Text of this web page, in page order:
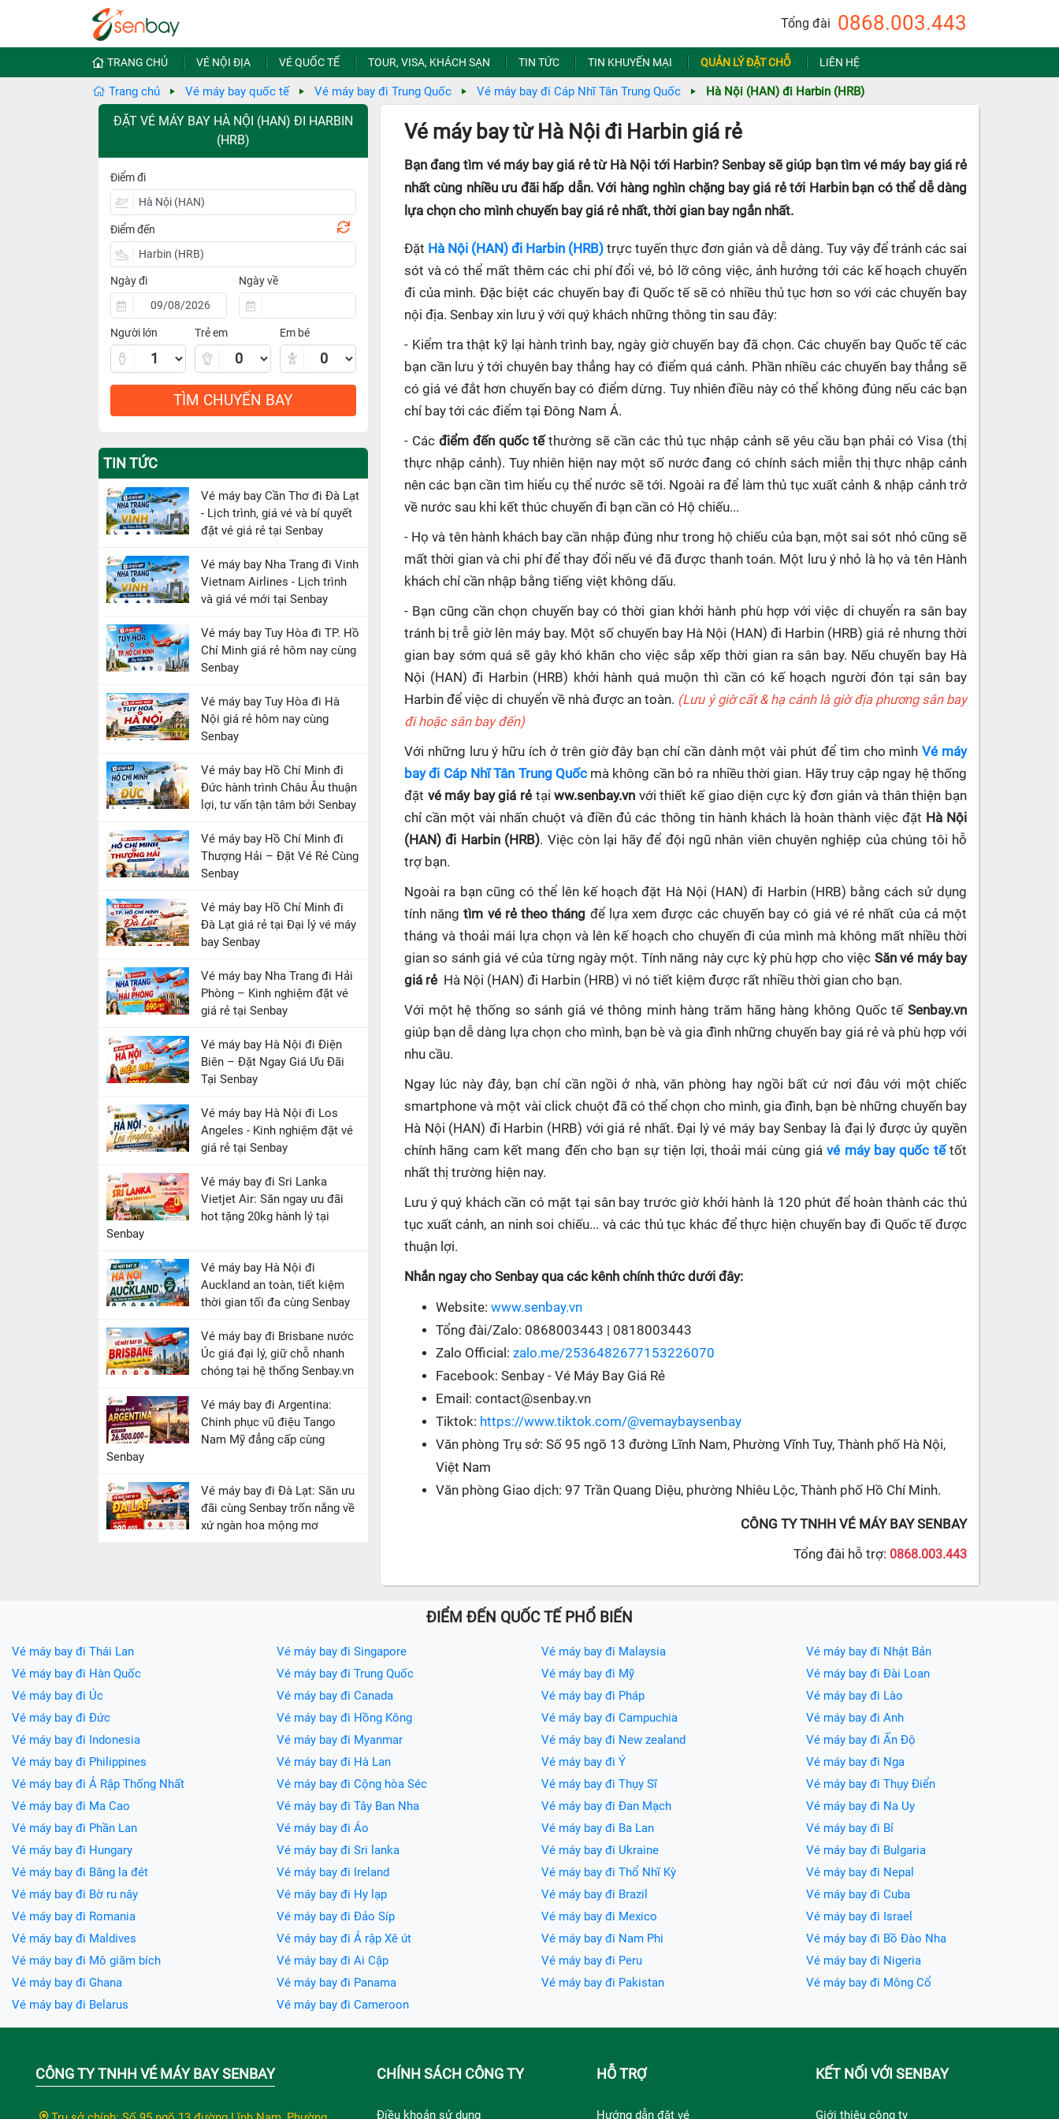
Tổng đài 0868.003.443
TRANG CHỦ VÉ NỘI ĐỊA VÉ QUỐC TẾ TOUR, VISA, KHÁCH SẠN TIN TỨC TIN KHUYẾN MẠI QUẢN LÝ ĐẶT CHỖ LIÊN HỆ
Trang chủ Vé máy bay quốc tế Vé máy bay đi Trung Quốc Vé máy bay đi Cáp Nhĩ Tân Trung Quốc Hà Nội (HAN) đi Harbin (HRB)
ĐẶT VÉ MÁY BAY HÀ NỘI (HAN) ĐI HARBIN
(HRB)
Điểm đi
Điểm đến
Ngày đi Ngày về
Người lớn Trẻ em Em bé
TÌM CHUYẾN BAY
TIN TỨC
Vé máy bay Cần Thơ đi Đà Lạt
- Lịch trình, giá vé và bí quyết
đặt vé giá rẻ tại Senbay
Vé máy bay Nha Trang đi Vinh
Vietnam Airlines - Lịch trình
và giá vé mới tại Senbay
Vé máy bay Tuy Hòa đi TP. Hồ
Chí Minh giá rẻ hôm nay cùng
Senbay
Vé máy bay Tuy Hòa đi Hà
Nội giá rẻ hôm nay cùng
Senbay
Vé máy bay Hồ Chí Minh đi
Đức hành trình Châu Âu thuận
lợi, tư vấn tận tâm bởi Senbay
Vé máy bay Hồ Chí Minh đi
Thượng Hải – Đặt Vé Rẻ Cùng
Senbay
Vé máy bay Hồ Chí Minh đi
Đà Lạt giá rẻ tại Đại lý vé máy
bay Senbay
Vé máy bay Nha Trang đi Hải
Phòng – Kinh nghiệm đặt vé
giá rẻ tại Senbay
Vé máy bay Hà Nội đi Điện
Biên – Đặt Ngay Giá Ưu Đãi
Tại Senbay
Vé máy bay Hà Nội đi Los
Angeles - Kinh nghiệm đặt vé
giá rẻ tại Senbay
Vé máy bay đi Sri Lanka
Vietjet Air: Săn ngay ưu đãi
hot tặng 20kg hành lý tại
Senbay
Vé máy bay Hà Nội đi
Auckland an toàn, tiết kiệm
thời gian tối đa cùng Senbay
Vé máy bay đi Brisbane nước
Úc giá đại lý, giữ chỗ nhanh
chóng tại hệ thống Senbay.vn
Vé máy bay đi Argentina:
Chinh phục vũ điệu Tango
Nam Mỹ đẳng cấp cùng
Senbay
Vé máy bay đi Đà Lạt: Săn ưu
đãi cùng Senbay trốn nắng về
xứ ngàn hoa mộng mơ
Vé máy bay từ Hà Nội đi Harbin giá rẻ
Bạn đang tìm vé máy bay giá rẻ từ Hà Nội tới Harbin? Senbay sẽ giúp bạn tìm vé máy bay giá rẻ
nhất cùng nhiều ưu đãi hấp dẫn. Với hàng nghìn chặng bay giá rẻ tới Harbin bạn có thể dễ dàng
lựa chọn cho mình chuyến bay giá rẻ nhất, thời gian bay ngắn nhất.
Đặt Hà Nội (HAN) đi Harbin (HRB) trực tuyến thực đơn giản và dễ dàng. Tuy vậy để tránh các sai
sót và có thể mất thêm các chi phí đổi vé, bỏ lỡ công việc, ảnh hưởng tới các kế hoạch chuyến
đi của mình. Đặc biệt các chuyến bay đi Quốc tế sẽ có nhiều thủ tục hơn so với các chuyến bay
nội địa. Senbay xin lưu ý với quý khách những thông tin sau đây:
- Kiểm tra thật kỹ lại hành trình bay, ngày giờ chuyến bay đã chọn. Các chuyến bay Quốc tế các
bạn cần lưu ý tới chuyên bay thẳng hay có điểm quá cảnh. Phần nhiều các chuyến bay thẳng sẽ
có giá vé đắt hơn chuyến bay có điểm dừng. Tuy nhiên điều này có thể không đúng nếu các bạn
chỉ bay tới các điểm tại Đông Nam Á.
- Các điểm đến quốc tếthường sẽ cần các thủ tục nhập cảnh sẽ yêu cầu bạn phải có Visa (thị
thực nhập cảnh). Tuy nhiên hiện nay một số nước đang có chính sách miễn thị thực nhập cảnh
nên các bạn cần tìm hiểu cụ thể nước sẽ tới. Ngoài ra để làm thủ tục xuất cảnh & nhập cảnh trở
về nước sau khi kết thúc chuyến đi bạn cần có Hộ chiếu...
- Họ và tên hành khách bay cần nhập đúng như trong hộ chiếu của bạn, một sai sót nhỏ cũng sẽ
mất thời gian và chi phí để thay đổi nếu vé đã được thanh toán. Một lưu ý nhỏ là họ và tên Hành
khách chỉ cần nhập bằng tiếng việt không dấu.
- Bạn cũng cần chọn chuyến bay có thời gian khởi hành phù hợp với việc di chuyển ra sân bay
tránh bị trễ giờ lên máy bay. Một số chuyến bay Hà Nội (HAN) đi Harbin (HRB) giá rẻ nhưng thời
gian bay sớm quá sẽ gây khó khăn cho việc sắp xếp thời gian ra sân bay. Nếu chuyến bay Hà
Nội (HAN) đi Harbin (HRB) khởi hành quá muộn thì cần có kế hoạch người đón tại sân bay
Harbin để việc di chuyển về nhà được an toàn. (Lưu ý giờ cất & hạ cánh là giờ địa phương sân bay
đi hoặc sân bay đến)
Với những lưu ý hữu ích ở trên giờ đây bạn chỉ cần dành một vài phút để tìm cho mìnhVé máy
bay đi Cáp Nhĩ Tân Trung Quốcmà không cần bỏ ra nhiều thời gian. Hãy truy cập ngay hệ thống
đặt vé máy bay giá rẻ tạiww.senbay.vn với thiết kế giao diện cực kỳ đơn giản và thân thiện bạn
chỉ cần một vài nhấn chuột và điền đủ các thông tin hành khách là hoàn thành việc đặt Hà Nội
(HAN) đi Harbin (HRB). Việc còn lại hãy để đội ngũ nhân viên chuyên nghiệp của chúng tôi hỗ
trợ bạn.
Ngoài ra bạn cũng có thể lên kế hoạch đặt Hà Nội (HAN) đi Harbin (HRB) bằng cách sử dụng
tính năngtìm vé rẻ theo tháng để lựa xem được các chuyến bay có giá vé rẻ nhất của cả một
tháng và thoải mái lựa chọn và lên kế hoạch cho chuyến đi của mình mà không mất nhiều thời
gian so sánh giá vé của từng ngày một. Tính năng này cực kỳ phù hợp cho việc Săn vé máy bay
giá rẻ Hà Nội (HAN) đi Harbin (HRB) vì nó tiết kiệm được rất nhiều thời gian cho bạn.
Với một hệ thống so sánh giá vé thông minh hàng trăm hãng hàng không Quốc tế Senbay.vn
giúp bạn dễ dàng lựa chọn cho mình, bạn bè và gia đình những chuyến bay giá rẻ và phù hợp với
nhu cầu.
Ngay lúc này đây, bạn chỉ cần ngồi ở nhà, văn phòng hay ngồi bất cứ nơi đâu với một chiếc
smartphone và một vài click chuột đã có thể chọn cho mình, gia đình, bạn bè những chuyến bay
Hà Nội (HAN) đi Harbin (HRB) với giá rẻ nhất. Đại lý vé máy bay Senbay là đại lý được ủy quyền
chính hãng cam kết mang đến cho bạn sự tiện lợi, thoải mái cùng giávé máy bay quốc tế tốt
nhất thị trường hiện nay.
Lưu ý quý khách cần có mặt tại sân bay trước giờ khởi hành là 120 phút để hoàn thành các thủ
tục xuất cảnh, an ninh soi chiếu... và các thủ tục khác để thực hiện chuyến bay đi Quốc tế được
thuận lợi.
Nhắn ngay cho Senbay qua các kênh chính thức dưới đây:
Website: www.senbay.vn
Tổng đài/Zalo: 0868003443 | 0818003443
Zalo Official: zalo.me/2536482677153226070
Facebook: Senbay - Vé Máy Bay Giá Rẻ
Email: contact@senbay.vn
Tiktok: https://www.tiktok.com/@vemaybaysenbay
Văn phòng Trụ sở: Số 95 ngõ 13 đường Lĩnh Nam, Phường Vĩnh Tuy, Thành phố Hà Nội,
Việt Nam
Văn phòng Giao dịch: 97 Trần Quang Diệu, phường Nhiêu Lộc, Thành phố Hồ Chí Minh.
CÔNG TY TNHH VÉ MÁY BAY SENBAY
Tổng đài hỗ trợ: 0868.003.443
ĐIỂM ĐẾN QUỐC TẾ PHỔ BIẾN
Vé máy bay đi Thái Lan Vé máy bay đi Singapore Vé máy bay đi Malaysia
Vé máy bay đi Nhật Bản
Vé máy bay đi Hàn Quốc
Vé máy bay đi Trung Quốc Vé máy bay đi Mỹ
Vé máy bay đi Đài Loan
Vé máy bay đi Úc
Vé máy bay đi Canada Vé máy bay đi Pháp
Vé máy bay đi Lào
Vé máy bay đi Đức
Vé máy bay đi Hồng Kông Vé máy bay đi Campuchia
Vé máy bay đi Anh
Vé máy bay đi Indonesia
Vé máy bay đi Myanmar Vé máy bay đi New zealand
Vé máy bay đi Ấn Độ
Vé máy bay đi Philippines
Vé máy bay đi Hà Lan Vé máy bay đi Ý
Vé máy bay đi Nga
Vé máy bay đi Ả Rập Thống Nhất
Vé máy bay đi Cộng hòa Séc Vé máy bay đi Thụy Sĩ
Vé máy bay đi Thụy Điển
Vé máy bay đi Ma Cao
Vé máy bay đi Tây Ban Nha Vé máy bay đi Đan Mạch
Vé máy bay đi Na Uy
Vé máy bay đi Phần Lan
Vé máy bay đi Áo Vé máy bay đi Ba Lan
Vé máy bay đi Bỉ
Vé máy bay đi Hungary
Vé máy bay đi Sri lanka Vé máy bay đi Ukraine
Vé máy bay đi Bulgaria
Vé máy bay đi Băng la đét
Vé máy bay đi Ireland Vé máy bay đi Thổ Nhĩ Kỳ
Vé máy bay đi Nepal
Vé máy bay đi Bờ ru nây
Vé máy bay đi Hy lạp Vé máy bay đi Brazil
Vé máy bay đi Cuba
Vé máy bay đi Romania
Vé máy bay đi Đảo Síp Vé máy bay đi Mexico
Vé máy bay đi Israel
Vé máy bay đi Maldives
Vé máy bay đi Ả rập Xê út Vé máy bay đi Nam Phi
Vé máy bay đi Bồ Đào Nha
Vé máy bay đi Mô giăm bích
Vé máy bay đi Ai Cập Vé máy bay đi Peru
Vé máy bay đi Nigeria
Vé máy bay đi Ghana
Vé máy bay đi Panama Vé máy bay đi Pakistan
Vé máy bay đi Mông Cổ
Vé máy bay đi Belarus
Vé máy bay đi Cameroon
CÔNG TY TNHH VÉ MÁY BAY SENBAY CHÍNH SÁCH CÔNG TY
Điều khoản sử dụng
HỖ TRỢ
Hướng dẫn đặt vé
KẾT NỐI VỚI SENBAY
Giới thiệu công ty